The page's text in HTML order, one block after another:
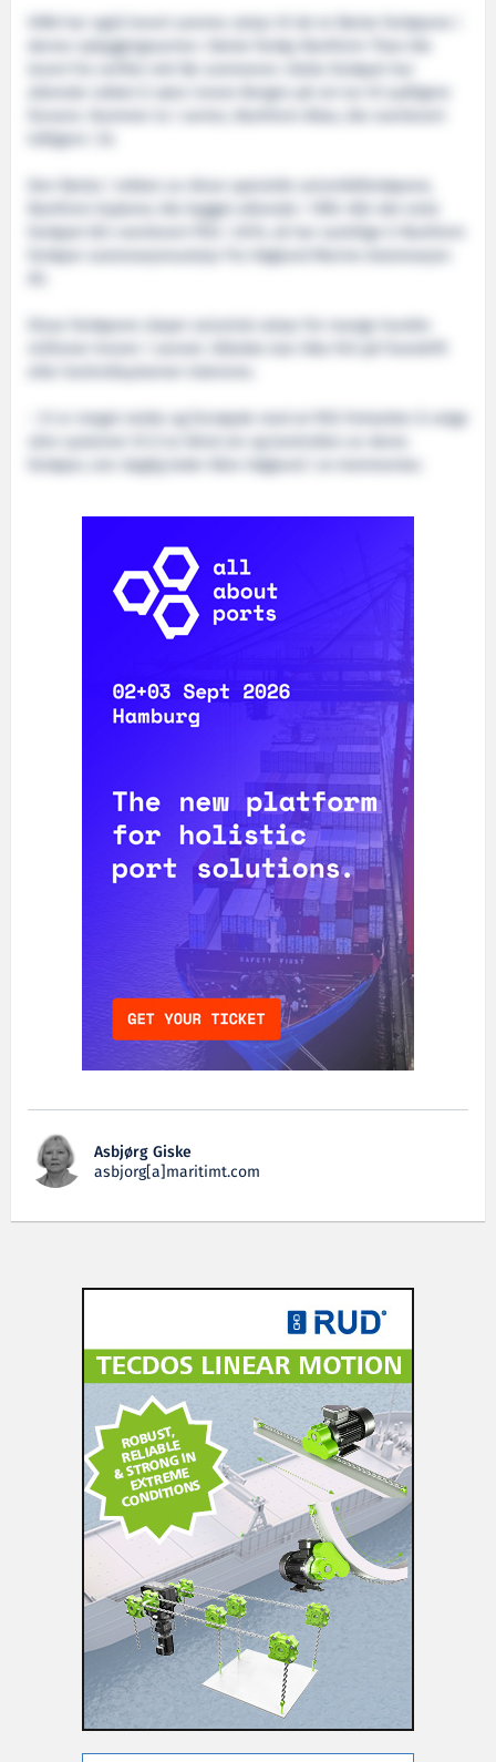
HMA har også levert samme utstyr til de to første fartøyene i
denne nybyggingsserien. Første fartøy Ramform Titan ble
levert fra verftet rett før sommeren. Dette fartøyet har
allerede rukket å være innom Bergen på sin tur til sydligere
tidligere i år.
Den første i rekken av disse spesielle seismikkfartøyene,
Ramform Explorer, ble bygget allerede i 1995. Når det siste
fartøyet blir overlevert PGS i 2015, så har samtlige ti Ramform
fartøyer automasjonsutstyr fra Høglund Marine Automasjon
Disse fartøyene sleper seismisk utstyr for mange hundre
– Vi er meget stolte og fornøyde med at PGS fortsetter å velge
våre systemer til å ta hånd om og kontrollen av deres
fartøyer, sier daglig leder Kåre Høglund i en kommentar.
Asbjørg Giske
asbjorg[a]maritimt.com